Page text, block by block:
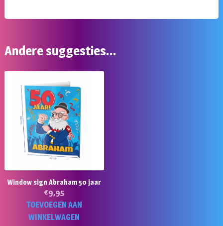
Andere suggesties…
Window sign Abraham 50 jaar
€9,95
TOEVOEGEN AAN
WINKELWAGEN